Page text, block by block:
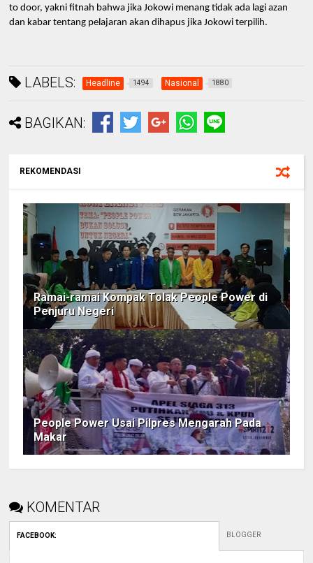
to door, yakni fitnah bahwa jika Jokowi menang tidak ada lagi azan
dan kabar tentang pelajaran akan dihapus jika Jokowi terpilih.
LABELS: Headline 1494 Nasional 1880
BAGIKAN:
REKOMENDASI
Ramai-ramai Kompak Tolak People Power di
Penjuru Negeri
People Power Usai Pilpres Mengarah Pada
Makar
KOMENTAR
FACEBOOK: BLOGGER